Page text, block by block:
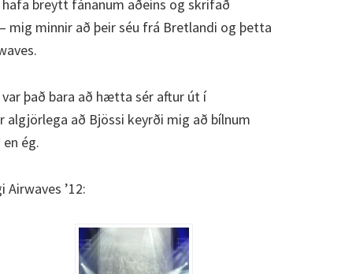
breytt fánanum aðeins og skrifað
– mig minnir að þeir séu frá Bretlandi og þetta
það bara að hætta sér aftur út í
að Bjössi keyrði mig að bílnum
ég.
’12: